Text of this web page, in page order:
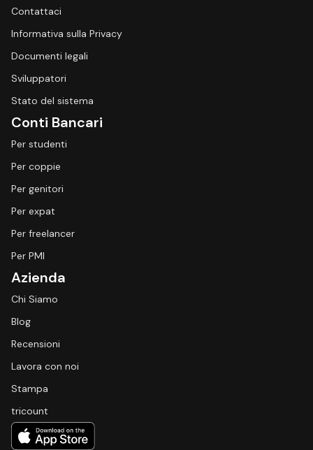
Contattaci
Informativa sulla Privacy
Documenti legali
Sviluppatori
Stato del sistema
Conti Bancari
Per studenti
Per coppie
Per genitori
Per expat
Per freelancer
Per PMI
Azienda
Chi Siamo
Blog
Recensioni
Lavora con noi
Stampa
tricount